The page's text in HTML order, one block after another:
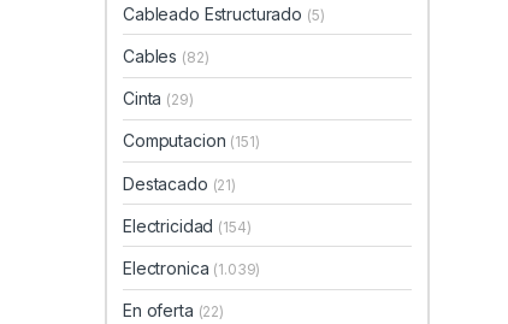
Cableado Estructurado (5)
Cables (82)
Cinta (29)
Computacion (151)
Destacado (21)
Electricidad (154)
Electronica (1.039)
En oferta (22)